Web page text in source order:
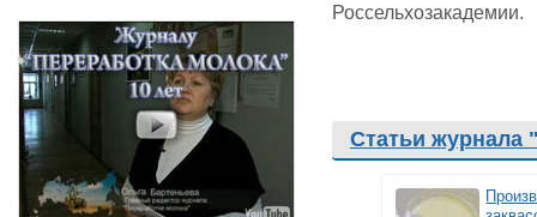
Россельхозакадемии.
Статьи журнала